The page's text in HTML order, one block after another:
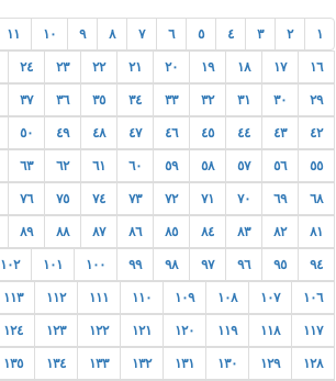
١ ٢ ٣ ٤ ٥ ٦ ٧ ٨ ٩ ١٠ ١١
١٦ ١٧ ١٨ ١٩ ٢٠ ٢١ ٢٢ ٢٣ ٢٤
٢٩ ٣٠ ٣١ ٣٢ ٣٣ ٣٤ ٣٥ ٣٦ ٣٧
٤٢ ٤٣ ٤٤ ٤٥ ٤٦ ٤٧ ٤٨ ٤٩ ٥٠
٥٥ ٥٦ ٥٧ ٥٨ ٥٩ ٦٠ ٦١ ٦٢ ٦٣
٦٨ ٦٩ ٧٠ ٧١ ٧٢ ٧٣ ٧٤ ٧٥ ٧٦
٨١ ٨٢ ٨٣ ٨٤ ٨٥ ٨٦ ٨٧ ٨٨ ٨٩
٩٤ ٩٥ ٩٦ ٩٧ ٩٨ ٩٩ ١٠٠ ١٠١ ١٠٢
١٠٦ ١٠٧ ١٠٨ ١٠٩ ١١٠ ١١١ ١١٢ ١١٣
١١٧ ١١٨ ١١٩ ١٢٠ ١٢١ ١٢٢ ١٢٣ ١٢٤
١٢٨ ١٢٩ ١٣٠ ١٣١ ١٣٢ ١٣٣ ١٣٤ ١٣٥